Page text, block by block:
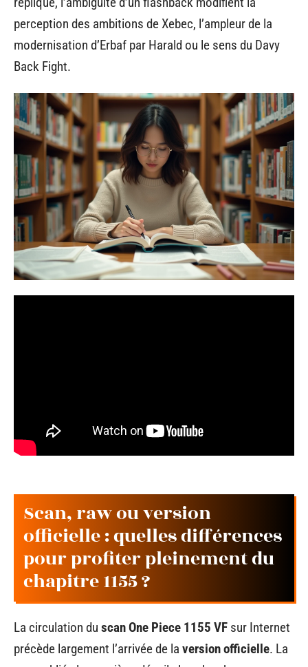
perception des ambitions de Xebec, l’ampleur de la
modernisation d’Erbaf par Harald ou le sens du Davy
Back Fight.
Scan, raw ou version
officielle : quelles différences
pour profiter pleinement du
chapitre 1155 ?
La circulation du scan One Piece 1155 VF sur Internet
précède largement l’arrivée de la version officielle. La